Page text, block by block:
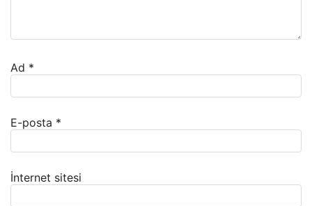
Ad *
E-posta *
İnternet sitesi